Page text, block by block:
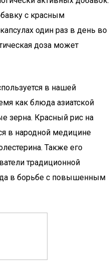
с красным
один раз в день во
доза может
в нашей
как блюда азиатской
зерна. Красный рис на
в народной медицине
Также его
традиционной
в борьбе с повышенным